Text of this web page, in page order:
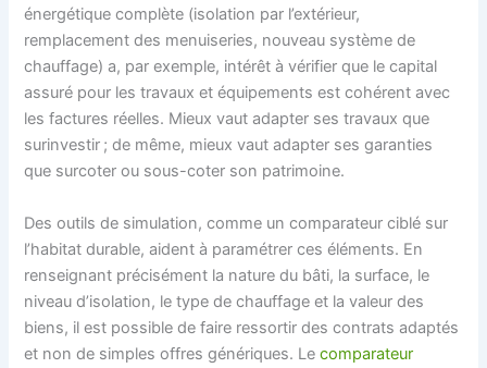
énergétique complète (isolation par l’extérieur,
remplacement des menuiseries, nouveau système de
chauffage) a, par exemple, intérêt à vérifier que le capital
assuré pour les travaux et équipements est cohérent avec
les factures réelles. Mieux vaut adapter ses travaux que
surinvestir ; de même, mieux vaut adapter ses garanties
que surcoter ou sous-coter son patrimoine.
Des outils de simulation, comme un comparateur ciblé sur
l’habitat durable, aident à paramétrer ces éléments. En
renseignant précisément la nature du bâti, la surface, le
niveau d’isolation, le type de chauffage et la valeur des
biens, il est possible de faire ressortir des contrats adaptés
et non de simples offres génériques. Lecomparateur